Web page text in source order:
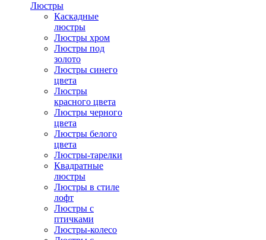
Люстры
Каскадные
люстры
Люстры хром
Люстры под
золото
Люстры синего
цвета
Люстры
красного цвета
Люстры черного
цвета
Люстры белого
цвета
Люстры-тарелки
Квадратные
люстры
Люстры в стиле
лофт
Люстры с
птичками
Люстры-колесо